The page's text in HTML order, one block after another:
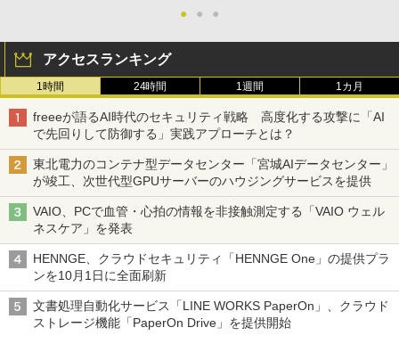
●
● ●
アクセスランキング
1時間 24時間 1週間 1カ月
freeeが語るAI時代のセキュリティ戦略 高度化する攻撃に「AI
で先回りして防御する」実践アプローチとは？
東北電力のコンテナ型データセンター「宮城AIデータセンター」
が竣工、次世代型GPUサーバーのハウジングサービスを提供
VAIO、PCで血管・心拍の情報を非接触測定する「VAIO ウェル
ネスケア」を発表
HENNGE、クラウドセキュリティ「HENNGE One」の提供プラ
ンを10月1日に全面刷新
文書処理自動化サービス「LINE WORKS PaperOn」、クラウド
ストレージ機能「PaperOn Drive」を提供開始